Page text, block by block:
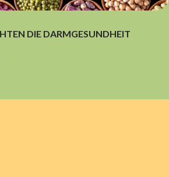
DIE DARMGESUNDHEIT